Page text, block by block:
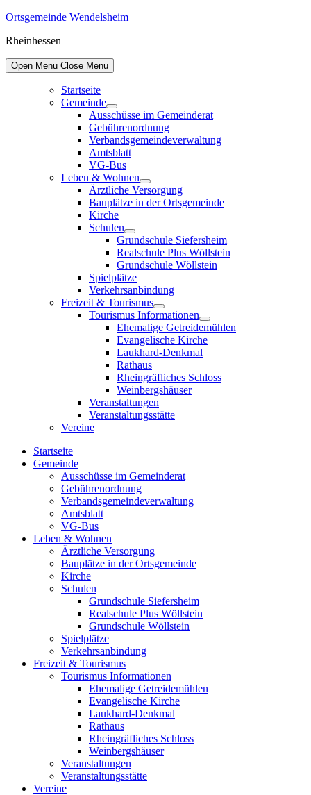
Skip
content
Ortsgemeinde Wendelsheim
Rheinhessen
Open Menu Close Menu
Startseite
Gemeinde
Show
sub
menu
Ausschüsse im Gemeinderat
Gebührenordnung
Verbandsgemeindeverwaltung
Amtsblatt
VG-Bus
Leben & Wohnen
Show
sub
menu
Ärztliche Versorgung
Bauplätze in der Ortsgemeinde
Kirche
Schulen
Show
sub
menu
Grundschule Siefersheim
Realschule Plus Wöllstein
Grundschule Wöllstein
Spielplätze
Verkehrsanbindung
Freizeit & Tourismus
Show
sub
menu
Tourismus Informationen
Show
sub
menu
Ehemalige Getreidemühlen
Evangelische Kirche
Laukhard-Denkmal
Rathaus
Rheingräfliches Schloss
Weinbergshäuser
Veranstaltungen
Veranstaltungsstätte
Vereine
Startseite
Gemeinde
Ausschüsse im Gemeinderat
Gebührenordnung
Verbandsgemeindeverwaltung
Amtsblatt
VG-Bus
Leben & Wohnen
Ärztliche Versorgung
Bauplätze in der Ortsgemeinde
Kirche
Schulen
Grundschule Siefersheim
Realschule Plus Wöllstein
Grundschule Wöllstein
Spielplätze
Verkehrsanbindung
Freizeit & Tourismus
Tourismus Informationen
Ehemalige Getreidemühlen
Evangelische Kirche
Laukhard-Denkmal
Rathaus
Rheingräfliches Schloss
Weinbergshäuser
Veranstaltungen
Veranstaltungsstätte
Vereine